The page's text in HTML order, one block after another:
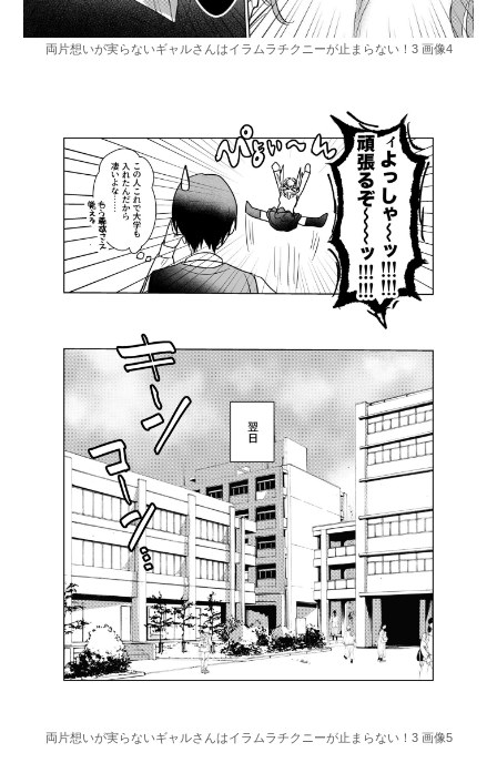
両片想いが実らないギャルさんはイラムラチクニーが止まらない！3 画像4
両片想いが実らないギャルさんはイラムラチクニーが止まらない！3 画像5